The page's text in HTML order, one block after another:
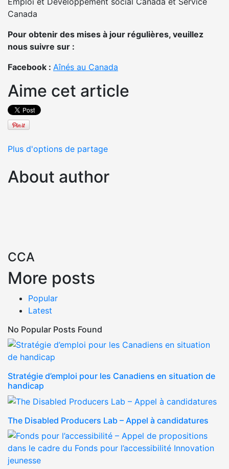
Canada
Pour obtenir des mises à jour régulières, veuillez
nous suivre sur :
Facebook : Aînés au Canada
Aime cet article
Plus d'options de partage
About author
CCA
More posts
Popular
Latest
No Popular Posts Found
Stratégie d’emploi pour les Canadiens en situation de
handicap
The Disabled Producers Lab – Appel à candidatures